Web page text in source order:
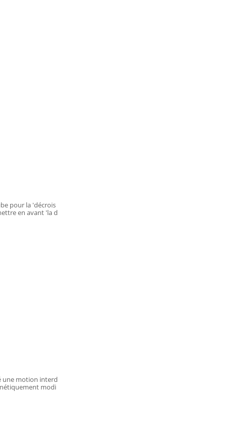
pour la 'décrois
en avant 'la d
une motion interd
modi